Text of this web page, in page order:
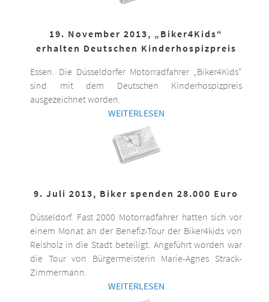
19. November 2013, „Biker4Kids“
erhalten Deutschen Kinderhospizpreis
Essen. Die Düsseldorfer Motorradfahrer „Biker4Kids“
sind mit dem Deutschen Kinderhospizpreis
ausgezeichnet worden.
WEITERLESEN
9. Juli 2013, Biker spenden 28.000 Euro
Düsseldorf. Fast 2000 Motorradfahrer hatten sich vor
einem Monat an der Benefiz-Tour der Biker4kids von
Reisholz in die Stadt beteiligt. Angeführt worden war
die Tour von Bürgermeisterin Marie-Agnes Strack-
Zimmermann.
WEITERLESEN